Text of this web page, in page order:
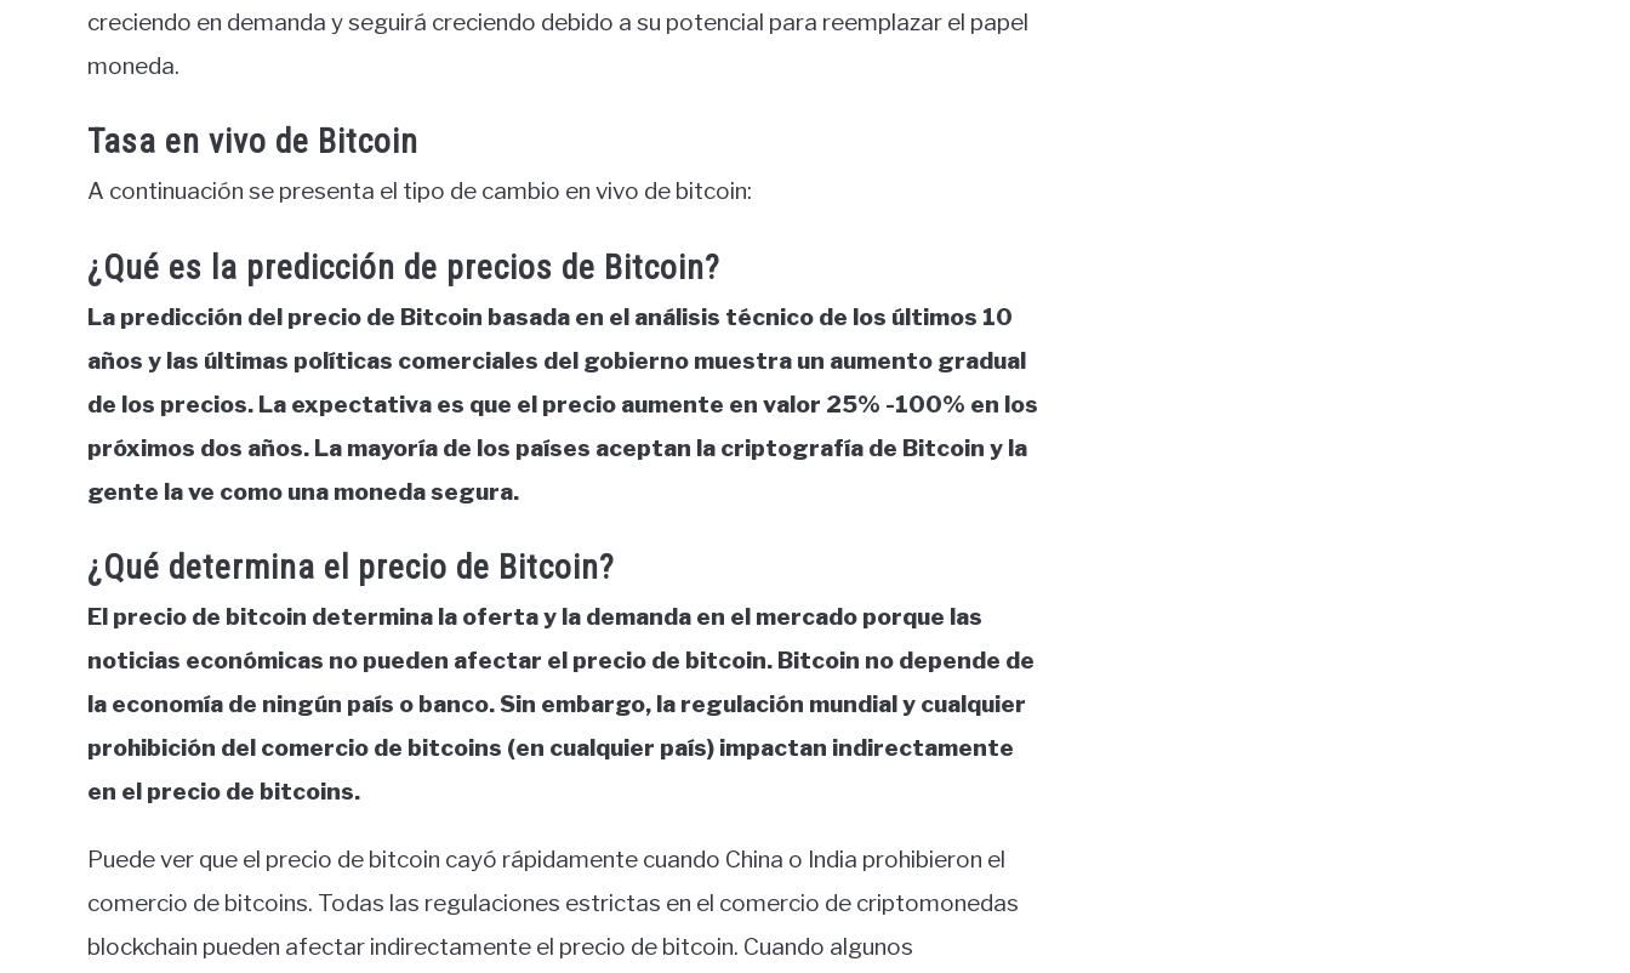
creciendo en demanda y seguirá creciendo debido a su potencial para reemplazar el papel
moneda.
Tasa en vivo de Bitcoin
A continuación se presenta el tipo de cambio en vivo de bitcoin:
¿Qué es la predicción de precios de Bitcoin?
La predicción del precio de Bitcoin basada en el análisis técnico de los últimos 10
años y las últimas políticas comerciales del gobierno muestra un aumento gradual
de los precios. La expectativa es que el precio aumente en valor 25% -100% en los
próximos dos años. La mayoría de los países aceptan la criptografía de Bitcoin y la
gente la ve como una moneda segura.
¿Qué determina el precio de Bitcoin?
El precio de bitcoin determina la oferta y la demanda en el mercado porque las
noticias económicas no pueden afectar el precio de bitcoin. Bitcoin no depende de
la economía de ningún país o banco. Sin embargo, la regulación mundial y cualquier
prohibición del comercio de bitcoins (en cualquier país) impactan indirectamente
en el precio de bitcoins.
Puede ver que el precio de bitcoin cayó rápidamente cuando China o India prohibieron el
comercio de bitcoins. Todas las regulaciones estrictas en el comercio de criptomonedas
blockchain pueden afectar indirectamente el precio de bitcoin. Cuando algunos